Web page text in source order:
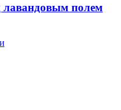
лавандовым полем